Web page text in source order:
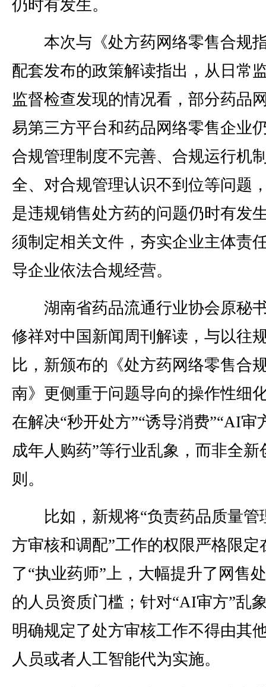
仍时有发生。
本次与《处方药网络零售合规
配套发布的政策解读指出，从日常
监督检查发现的情况看，部分药品
易第三方平台和药品网络零售企业
合规管理制度不完善、合规运行机
全、对合规管理认识不到位等问题
是违规销售处方药的问题仍时有发
须制定相关文件，夯实企业主体责
导企业依法合规经营。
湖南省药品流通行业协会原秘
修祥对中国新闻周刊解读，与以往
比，新颁布的《处方药网络零售合
南》更侧重于问题导向的操作性细
在解决“秒开处方”“诱导消费”“AI审
成年人购药”等行业乱象，而非全新
则。
比如，新规将“负责药品质量管
方审核和调配”工作的权限严格限定
了“执业药师”上，大幅提升了网售
的人员资质门槛；针对“AI审方”乱
明确规定了处方审核工作不得由其
人员或者人工智能代为实施。